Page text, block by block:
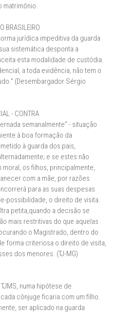
matrimônio.
BRASILEIRO
jurídica impeditiva da guarda
sistemática desponta a
esta modalidade de custódia.
a toda evidência, não tem o
(Desembargador Sérgio
- CONTRA
semanalmente” - situação
à boa formação da
à guarda dos pais,
e se estes não
os filhos, principalmente,
com a mãe, por razões
para as suas despesas
possibilidade, o direito de visita.
petita,quando a decisão se
mais restritivas do que aquelas
o Magistrado, dentro do
forma criteriosa o direito de visita,
dos menores. (TJ-MG)
numa hipótese de
cônjuge ficaria com um filho.
ser aplicado na guarda